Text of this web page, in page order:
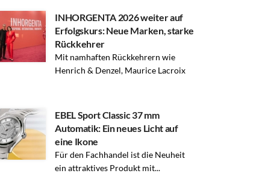
INHORGENTA 2026 weiter auf
Erfolgskurs: Neue Marken, starke
Rückkehrer
Mit namhaften Rückkehrern wie
Henrich & Denzel, Maurice Lacroix
EBEL Sport Classic 37 mm
Automatik: Ein neues Licht auf
eine Ikone
Für den Fachhandel ist die Neuheit
ein attraktives Produkt mit...